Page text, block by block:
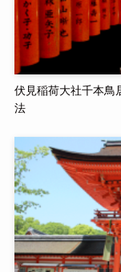
伏見稲荷大社千本鳥
法